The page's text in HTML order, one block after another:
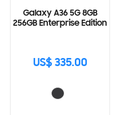
Galaxy A36 5G 8GB
256GB Enterprise Edition
US$ 335.00